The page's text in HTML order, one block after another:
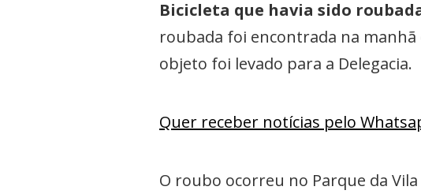
Bicicleta que havia sido
roubada foi encontrada na
objeto foi levado para a Delegacia.
Quer receber notícias pelo
O roubo ocorreu no Parque da